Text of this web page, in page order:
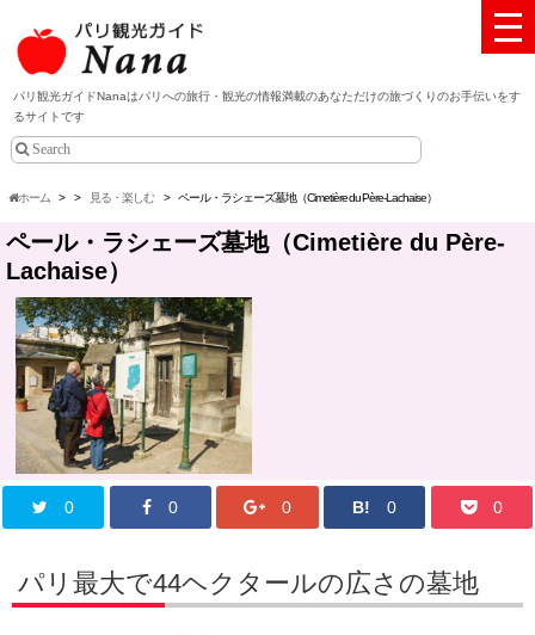
パリ観光ガイドNanaはパリへの旅行・観光の情報満載のあなただけの旅づくりのお手伝いをす
るサイトです
ホーム > > 見る・楽しむ > ペール・ラシェーズ墓地（Cimetière du Père-Lachaise）
ペール・ラシェーズ墓地（Cimetière du Père-
Lachaise）
0 0 0 B! 0 0
パリ最大で44ヘクタールの広さの墓地